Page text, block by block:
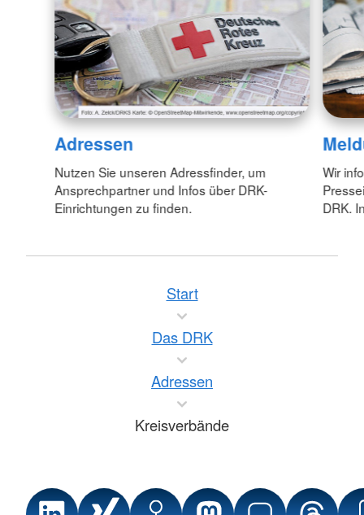
Adressen
Nutzen Sie unseren Adressfinder, um
Ansprechpartner und Infos über DRK-
Einrichtungen zu finden.
Wir
DRK.
Start
Das DRK
Adressen
Kreisverbände